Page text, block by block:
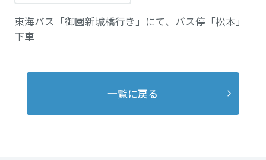
東海バス「御園新城橋行き」にて、バス停「松本」
下車
一覧に戻る